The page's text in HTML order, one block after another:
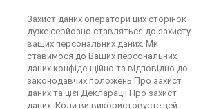
Захист даних оператори цих сторінок
дуже серйозно ставляться до захисту
ваших персональних даних. Ми
ставимося до Ваших персональних
даних конфіденційно та відповідно до
законодавчих положень Про захист
даних та цієї Декларації Про захист
даних. Коли ви використовуєте цей